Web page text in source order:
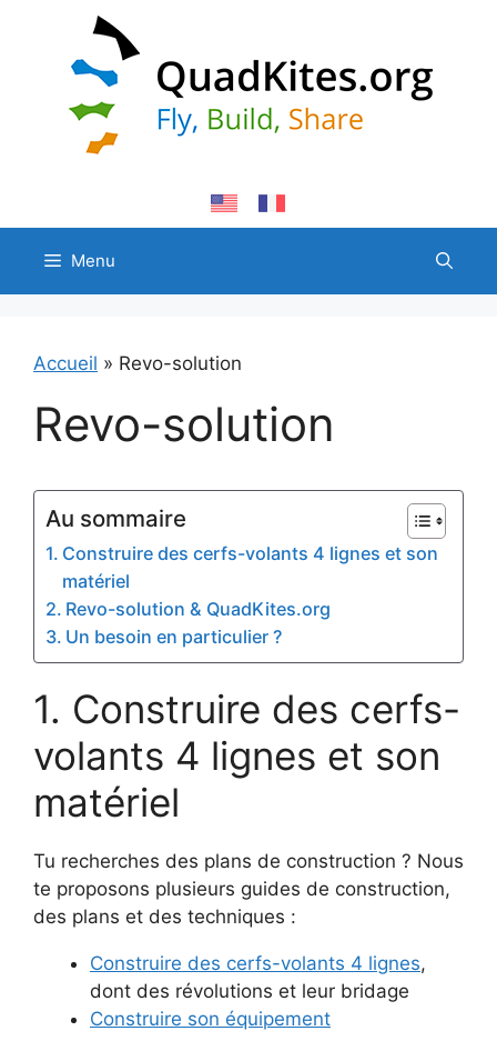
Menu
Accueil » Revo-solution
Revo-solution
Au sommaire
Construire des cerfs-volants 4 lignes et son
matériel
Revo-solution & QuadKites.org
Un besoin en particulier ?
Construire des cerfs-
volants 4 lignes et son
matériel
Tu recherches des plans de construction ? Nous
te proposons plusieurs guides de construction,
des plans et des techniques :
Construire des cerfs-volants 4 lignes,
dont des révolutions et leur bridage
Construire son équipement